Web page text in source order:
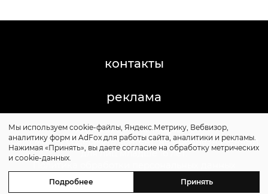
контакты
реклама
©2011-2026 Posta-Magazine
Сайт может содержать контент, не предназначенный
для лиц младше 16 лет.
Политика обработки персональных данных
Мы используем cookie-файлы, Яндекс.Метрику, Вебвизор,
аналитику форм и AdFox для работы сайта, аналитики и рекламы.
Нажимая «Принять», вы даете согласие на обработку метрических
и cookie-данных.
Подробнее Принять